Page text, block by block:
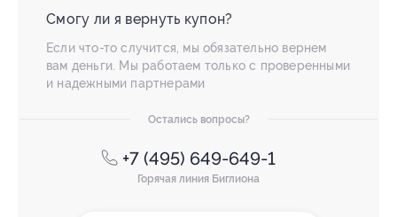
Смогу ли я вернуть купон?
Если что-то случится, мы обязательно вернем
вам деньги. Мы работаем только с проверенными
и надежными партнерами
Остались вопросы?
+7 (495) 649-649-1
Горячая линия Биглиона